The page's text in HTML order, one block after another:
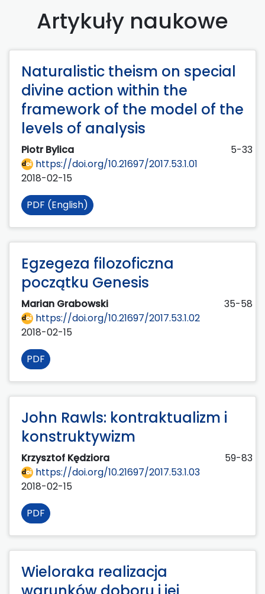
Artykuły naukowe
Naturalistic theism on special
divine action within the
framework of the model of the
levels of analysis
Piotr Bylica
5-33
https://doi.org/10.21697/2017.53.1.01
2018-02-15
PDF (English)
Egzegeza filozoficzna
początku Genesis
Marian Grabowski
35-58
https://doi.org/10.21697/2017.53.1.02
2018-02-15
PDF
John Rawls: kontraktualizm i
konstruktywizm
Krzysztof Kędziora
59-83
https://doi.org/10.21697/2017.53.1.03
2018-02-15
PDF
Wieloraka realizacja